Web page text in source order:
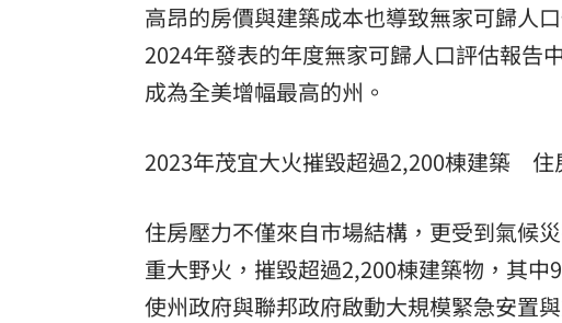
高昂的房價與建築成本也導致無家可歸人
2024年發表的年度無家可歸人口評估報告
成為全美增幅最高的州。
2023年茂宜大火摧毀超過2,200棟建築 住
住房壓力不僅來自市場結構，更受到氣候
重大野火，摧毀超過2,200棟建築物，其
使州政府與聯邦政府啟動大規模緊急安置